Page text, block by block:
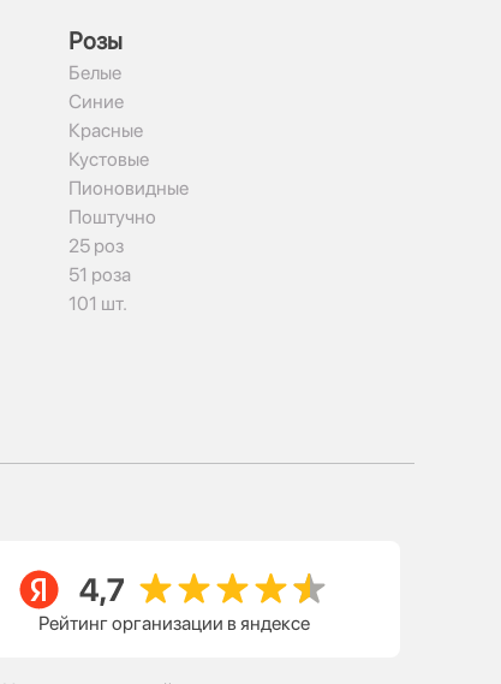
Рoзы
Белые
Синие
Красные
Кустовые
Пионовидные
Поштучно
25 роз
51 роза
101 шт.
Рейтинг организации в яндексе